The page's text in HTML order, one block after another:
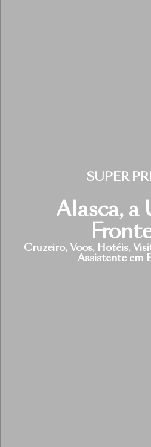
SUPER
Alasca,
Cruzeiro, Voos, Hotéis,
Assistente em